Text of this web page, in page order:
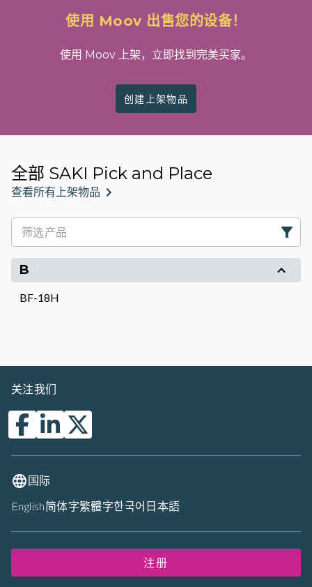
使用 Moov 出售您的设备！
使用 Moov 上架，立即找到完美买家。
创建上架物品
全部 SAKI Pick and Place
查看所有上架物品
B
BF-18H
关注我们
国际
English简体字繁體字한국어 日本語
注册